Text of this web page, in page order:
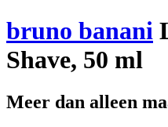
bruno banani
Shave, 50 ml
Meer dan alleen